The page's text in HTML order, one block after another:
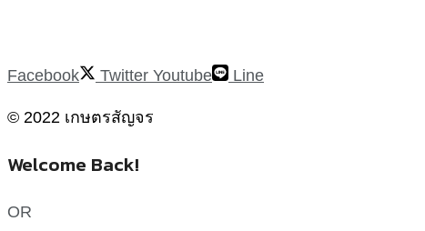
Facebook Twitter Youtube Line
© 2022 เกษตรสัญจร
Welcome Back!
OR